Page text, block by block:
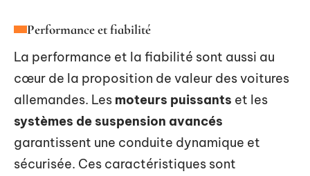
Performance et fiabilité
La performance et la fiabilité sont aussi au
cœur de la proposition de valeur des voitures
allemandes. Les moteurs puissants et les
systèmes de suspension avancés
garantissent une conduite dynamique et
sécurisée. Ces caractéristiques sont